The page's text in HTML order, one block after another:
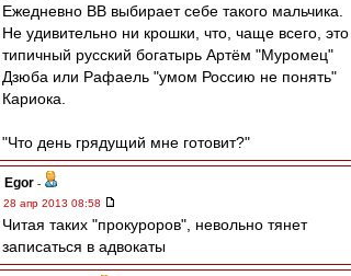
Ежедневно ВВ выбирает себе такого мальчика.
Не удивительно ни крошки, что, чаще всего, это
типичный русский богатырь Артём "Муромец"
Дзюба или Рафаель "умом Россию не понять"
Кариока.
"Что день грядущий мне готовит?"
Egor -
28 апр 2013 08:58
Читая таких "прокуроров", невольно тянет
записаться в адвокаты